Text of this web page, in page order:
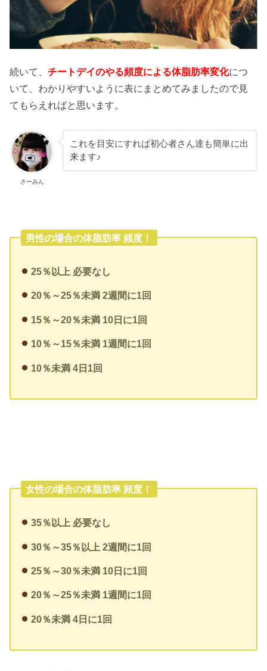
続いて、チートデイのやる頻度による体脂肪率変化につ
いて、わかりやすいように表にまとめてみましたので見
てもらえればと思います。
さーみん
これを目安にすれば初心者さん達も簡単に出
来ます♪
男性の場合の体脂肪率 頻度！
25％以上 必要なし
20％～25％未満 2週間に1回
15％～20％未満 10日に1回
10％～15％未満 1週間に1回
10％未満 4日1回
女性の場合の体脂肪率 頻度！
35％以上 必要なし
30％～35％以上 2週間に1回
25％～30％未満 10日に1回
20％～25％未満 1週間に1回
20％未満 4日に1回